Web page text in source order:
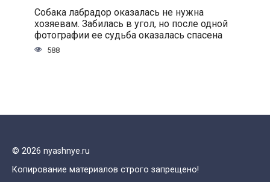
Собака лабрадор оказалась не нужна
хозяевам. Забилась в угол, но после одной
фотографии ее судьба оказалась спасена
588
© 2026 nyashnye.ru
Копирование материалов строго запрещено!